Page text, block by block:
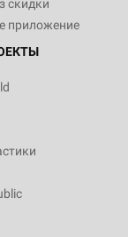
скидки
приложение